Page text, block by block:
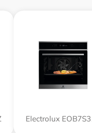
Electrolux